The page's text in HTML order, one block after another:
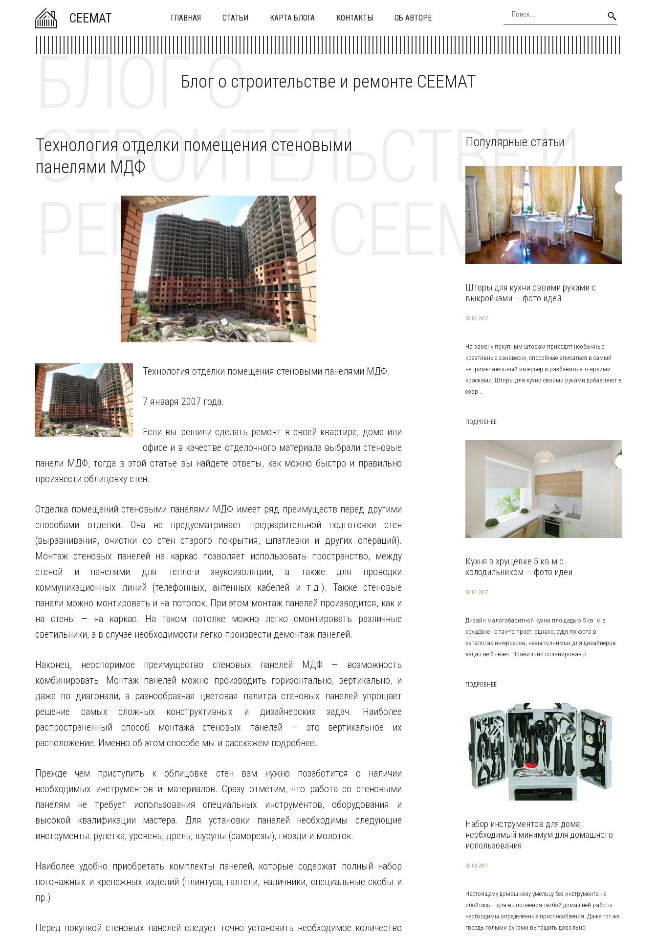
CEEMAT ГЛАВНАЯ СТАТЬИ КАРТА БЛОГА КОНТАКТЫ ОБ АВТОРЕ
Блог о строительстве и ремонте CEEMAT
БЛОГ О
СТРОИТЕЛЬСТВЕ И
РЕМОНТЕ CEEMAT
Технология отделки помещения стеновыми
панелями МДФ
Технология отделки помещения стеновыми панелями МДФ.
7 января 2007 года.
Если вы решили сделать ремонт в своей квартире, доме или
офисе и в качестве отделочного материала выбрали стеновые
панели МДФ, тогда в этой статье вы найдете ответы, как можно быстро и правильно
произвести облицовку стен.
Отделка помещений стеновыми панелями МДФ имеет ряд преимуществ перед другими
способами отделки. Она не предусматривает предварительной подготовки стен
(выравнивания, очистки со стен старого покрытия, шпатлевки и других операций).
Монтаж стеновых панелей на каркас позволяет использовать пространство, между
стеной и панелями для тепло-и звукоизоляции, а также для проводки
коммуникационных линий (телефонных, антенных кабелей и т.д.). Также стеновые
панели можно монтировать и на потолок. При этом монтаж панелей производится, как и
на стены — на каркас. На таком потолке можно легко смонтировать различные
светильники, а в случае необходимости легко произвести демонтаж панелей.
Наконец, неоспоримое преимущество стеновых панелей МДФ — возможность
комбинировать. Монтаж панелей можно производить горизонтально, вертикально, и
даже по диагонали, а разнообразная цветовая палитра стеновых панелей упрощает
решение самых сложных конструктивных и дизайнерских задач. Наиболее
распространенный способ монтажа стеновых панелей — это вертикальное их
расположение. Именно об этом способе мы и расскажем подробнее.
Прежде чем приступить к облицовке стен вам нужно позаботится о наличии
необходимых инструментов и материалов. Сразу отметим, что работа со стеновыми
панелям не требует использования специальных инструментов, оборудования и
высокой квалификации мастера. Для установки панелей необходимы следующие
инструменты: рулетка, уровень, дрель, шурупы (саморезы), гвозди и молоток.
Наиболее удобно приобретать комплекты панелей, которые содержат полный набор
погонажных и крепежных изделий (плинтуса, галтели, наличники, специальные скобы и
пр.)
Перед покупкой стеновых панелей следует точно установить необходимое количество
Популярные статьи
Шторы для кухни своими руками с
выкройками — фото идей
03.04.2017
На замену покупным шторам приходят необычные
креативные занавески, способные вписаться в самый
непримечательный интерьер и разбавить его яркими
красками. Шторы для кухни своими руками добавляют в
совр...
ПОДРОБНЕЕ
Кухня в хрущевке 5 кв м с
холодильником — фото идеи
03.04.2017
Дизайн малогабаритной кухни площадью 5 кв. м в
хрущёвке не так-то прост, однако, судя по фото в
каталогах интерьеров, невыполнимых для дизайнеров
задач не бывает. Правильно спланировав р...
ПОДРОБНЕЕ
Набор инструментов для дома:
необходимый минимум для домашнего
использования
03.08.2017
Настоящему домашнему умельцу без инструмента не
обойтись – для выполнения любой домашней работы
необходимы определенные приспособления. Даже тот же
гвоздь голыми руками вытащить довольно